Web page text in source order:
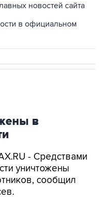
новостей сайта
в официальном
в
- Средствами
уничтожены
сообщил